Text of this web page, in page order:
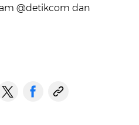
@detikcom dan